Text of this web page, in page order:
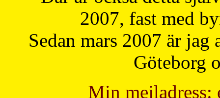
2007, fast med
Sedan mars 2007 är
Göteborg
Min mejladress: